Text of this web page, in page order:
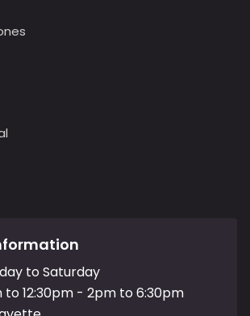
to Saturday
to 12:30pm - 2pm to 6:30pm